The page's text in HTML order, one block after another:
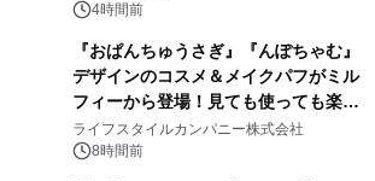
4時間前
『おぱんちゅうさぎ』『んぽちゃむ』
デザインのコスメ＆メイクパフがミル
フィーから登場！見ても使っても楽し
い、ポップでキュートなコレクショ
ン。
ライフスタイルカンパニー株式会社
8時間前